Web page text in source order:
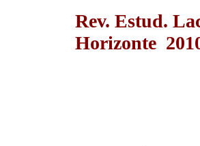
Rev. Estud.
Horizonte